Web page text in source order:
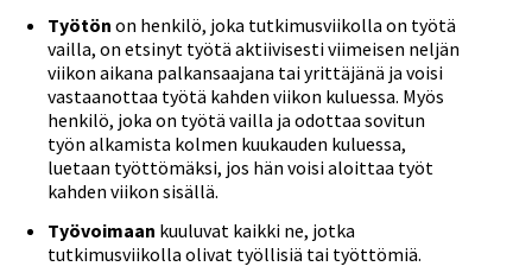
Työtön on henkilö, joka tutkimusviikolla on työtä
vailla, on etsinyt työtä aktiivisesti viimeisen neljän
viikon aikana palkansaajana tai yrittäjänä ja voisi
vastaanottaa työtä kahden viikon kuluessa. Myös
henkilö, joka on työtä vailla ja odottaa sovitun
työn alkamista kolmen kuukauden kuluessa,
luetaan työttömäksi, jos hän voisi aloittaa työt
kahden viikon sisällä.
Työvoimaan kuuluvat kaikki ne, jotka
tutkimusviikolla olivat työllisiä tai työttömiä.